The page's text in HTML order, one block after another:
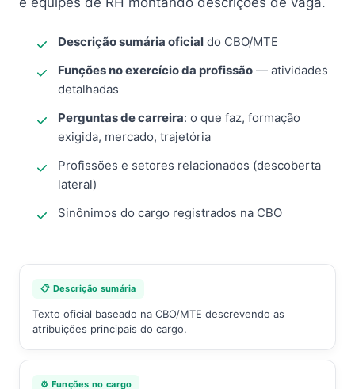
Descrição sumária oficial do CBO/MTE
Funções no exercício da profissão — atividades
detalhadas
Perguntas de carreira: o que faz, formação
exigida, mercado, trajetória
Profissões e setores relacionados (descoberta
lateral)
Sinônimos do cargo registrados na CBO
📋 Descrição sumária
Texto oficial baseado na CBO/MTE descrevendo as
atribuições principais do cargo.
⚙️ Funções no cargo